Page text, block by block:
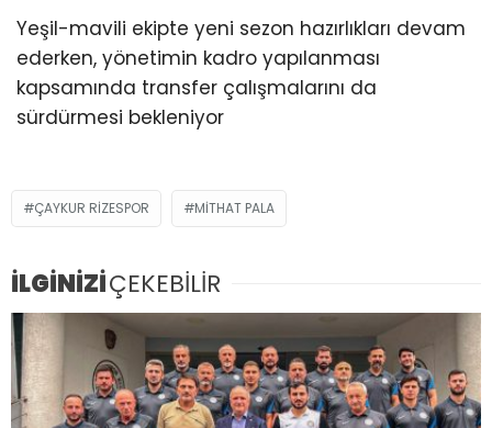
Yeşil-mavili ekipte yeni sezon hazırlıkları devam
ederken, yönetimin kadro yapılanması
kapsamında transfer çalışmalarını da
sürdürmesi bekleniyor
ÇAYKUR RIZESPOR MITHAT PALA
İLGİNİZİÇEKEBİLİR